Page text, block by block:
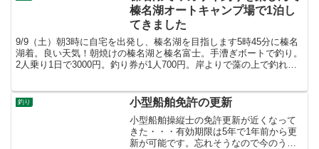
榛名湖オートキャンプ場で1泊し
てきました
9/9（土）朝3時に自宅を出発し、榛名湖を目指します5時45分に榛名
湖着。良い天気！朝焼けの榛名湖と榛名富士。手漕ぎボートで釣り。
2人乗り1日で3000円。釣り券が1人700円。岸よりで藻の上で釣れて
釣り 小型船舶免許の更新
小型船舶操縦士の免許更新が近くなって
きた・・・有効期限は5年で1年前から更
新が可能です。忘れそうなので今のうち